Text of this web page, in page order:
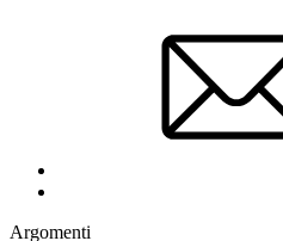
Argomenti